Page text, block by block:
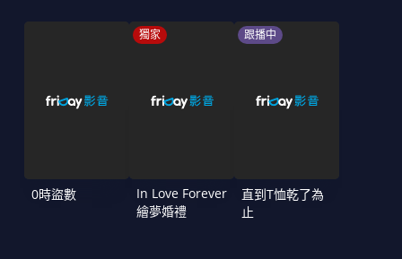
0時盜數
獨家
In Love Forever
繪夢婚禮
跟播中
直到T恤乾了為
止